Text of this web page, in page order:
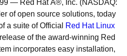
— Red Hat Â®, Inc. (NASDAQ:
of open source solutions, today
a suite of Official
Red Hat Linux
of the award-winning Red
incorporates easy installation,